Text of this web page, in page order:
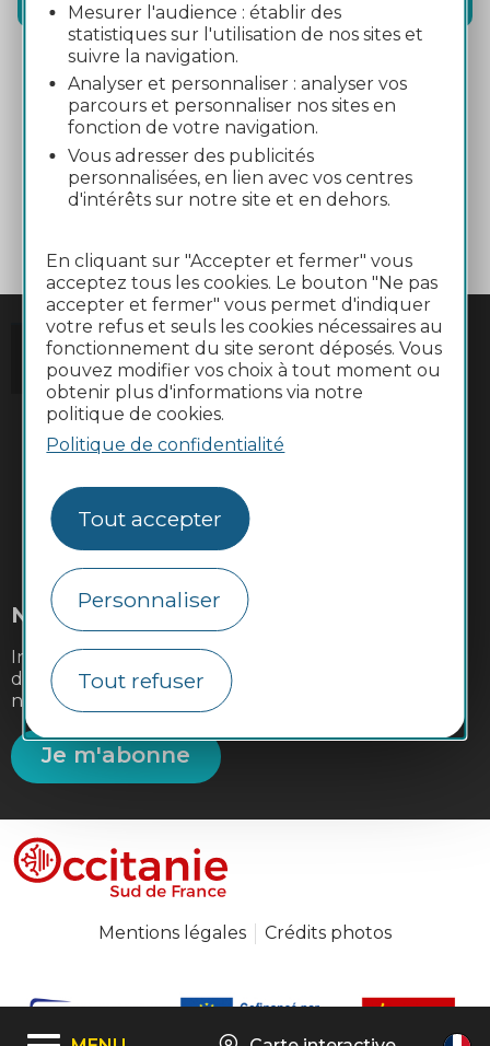
Mesurer l'audience : établir des
statistiques sur l'utilisation de nos sites et
suivre la navigation.
Analyser et personnaliser : analyser vos
parcours et personnaliser nos sites en
fonction de votre navigation.
Vous adresser des publicités
personnalisées, en lien avec vos centres
d'intérêts sur notre site et en dehors.
En cliquant sur "Accepter et fermer" vous
acceptez tous les cookies. Le bouton "Ne pas
accepter et fermer" vous permet d'indiquer
votre refus et seuls les cookies nécessaires au
fonctionnement du site seront déposés. Vous
pouvez modifier vos choix à tout moment ou
obtenir plus d'informations via notre
politique de cookies.
Politique de confidentialité
Tout accepter
Personnaliser
Tout refuser
Correspondance liO cars
#VoyageOccitanie
Newsletter
Inscrivez-vous à la lettre d'information de la
destination Occitanie Sud de France pour recevoir
nos suggestions de séjours, de visites et de sorties.
Je m'abonne
Mentions légales Crédits photos